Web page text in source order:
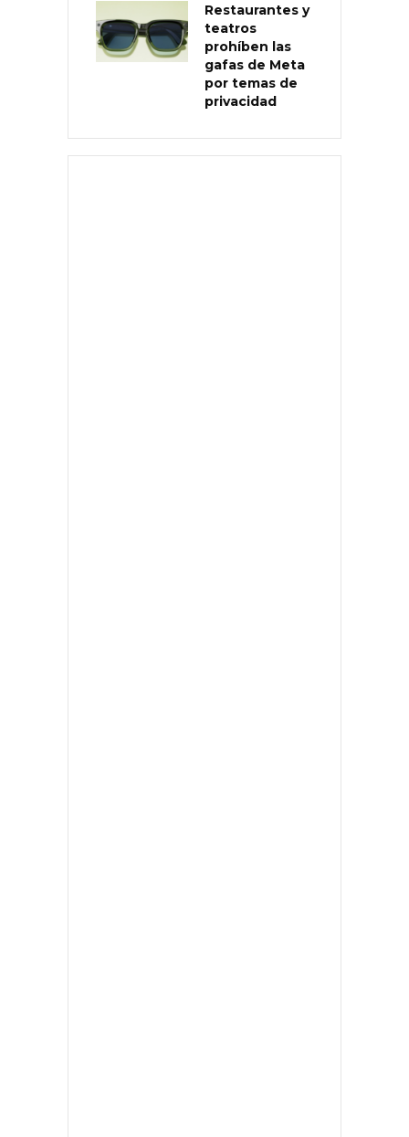
Restaurantes y
teatros
prohíben las
gafas de Meta
por temas de
privacidad